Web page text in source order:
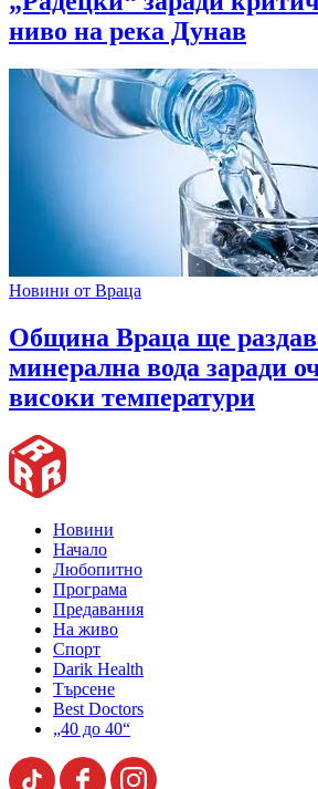
ниво на река Дунав
Новини от Враца
Община Враца ще
минерална вода заради
високи температури
Новини
Начало
Любопитно
Програма
Предавания
На живо
Спорт
Darik Health
Търсене
Best Doctors
„40 до 40“